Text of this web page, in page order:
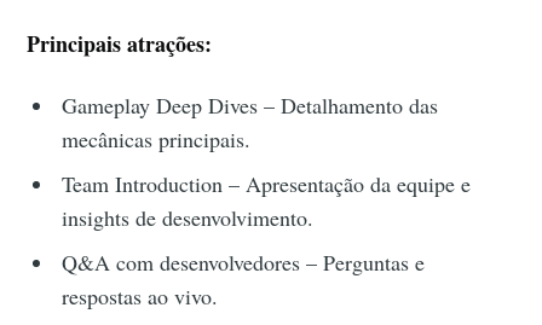
Principais atrações:
Gameplay Deep Dives – Detalhamento das
mecânicas principais.
Team Introduction – Apresentação da equipe e
insights de desenvolvimento.
Q&A com desenvolvedores – Perguntas e
respostas ao vivo.